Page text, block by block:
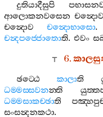
දුතියාදීසුපි
ආලොකනවසෙන චන්‍දොව
චන්‍දොව
චන්‍දොභාසො
චන්‍දපජ‍්ජොතොති. එවං
6.
ඡට‍්ඨෙ කාලාති
ධම‍්මස‍්සවනන‍්ති
ධම‍්මසාකච‍්ඡාති
සංසන්‍දනකථා.